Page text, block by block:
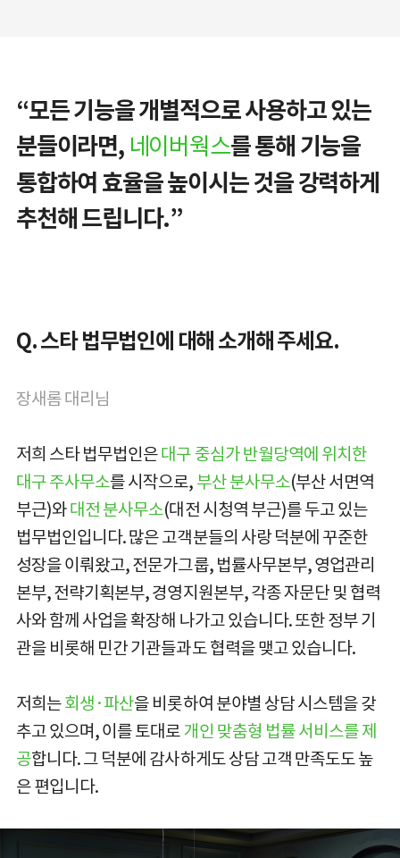
“모든 기능을 개별적으로 사용하고 있는
분들이라면, 네이버웍스를 통해 기능을
통합하여 효율을 높이시는 것을 강력하게
추천해 드립니다.”
Q. 스타 법무법인에 대해 소개해 주세요.
장새롬 대리님
저희 스타 법무법인은대구 중심가 반월당역에 위치한
대구 주사무소를 시작으로, 부산 분사무소(부산 서면역
부근)와대전 분사무소(대전 시청역 부근)를 두고 있는
법무법인입니다. 많은 고객분들의 사랑 덕분에 꾸준한
성장을 이뤄왔고, 전문가그룹, 법률사무본부, 영업관리
본부, 전략기획본부, 경영지원본부, 각종 자문단 및 협력
사와 함께 사업을 확장해 나가고 있습니다. 또한 정부 기
관을 비롯해 민간 기관들과도 협력을 맺고 있습니다.
저희는회생·파산을 비롯하여 분야별 상담 시스템을 갖
추고 있으며, 이를 토대로개인 맞춤형 법률 서비스를 제
공합니다. 그 덕분에 감사하게도 상담 고객 만족도도 높
은 편입니다.